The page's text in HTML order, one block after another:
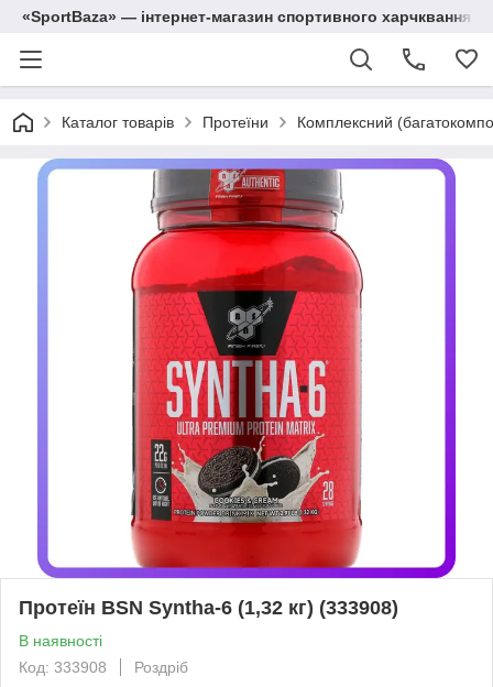
«SportBaza» — інтернет-магазин спортивного харчквання
Каталог товарів Протеїни Комплексний
Протеїн BSN Syntha-6 (1,32 кг) (333908)
В наявності
Код: 333908
Роздріб